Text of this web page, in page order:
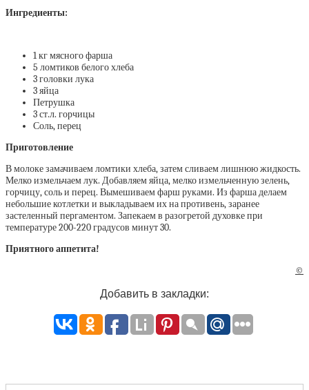
Ингредиенты:
1 кг мясного фарша
5 ломтиков белого хлеба
3 головки лука
3 яйца
Петрушка
3 ст.л. горчицы
Соль, перец
Приготовление
В молоке замачиваем ломтики хлеба, затем сливаем лишнюю жидкость.
Мелко измельчаем лук. Добавляем яйца, мелко измельченную зелень,
горчицу, соль и перец. Вымешиваем фарш руками. Из фарша делаем
небольшие котлетки и выкладываем их на противень, заранее
застеленный пергаментом. Запекаем в разогретой духовке при
температуре 200-220 градусов минут 30.
Приятного аппетита!
©
Добавить в закладки: